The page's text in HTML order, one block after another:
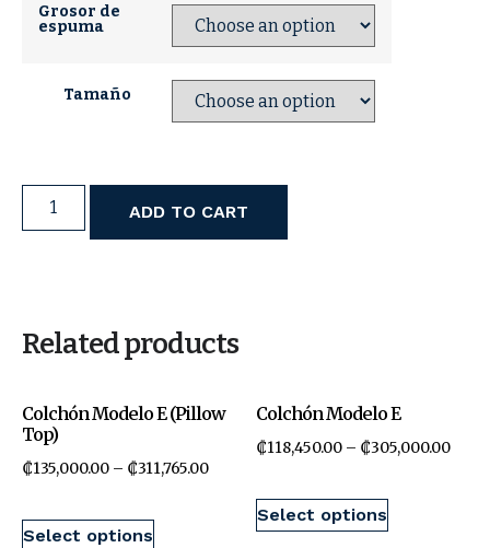
Grosor de
espuma
Tamaño
ADD TO CART
Related products
Colchón Modelo E (Pillow
Top)
₡135,000.00 – ₡311,765.00
Select options
Colchón Modelo E
₡118,450.00 – ₡305,000.00
Select options